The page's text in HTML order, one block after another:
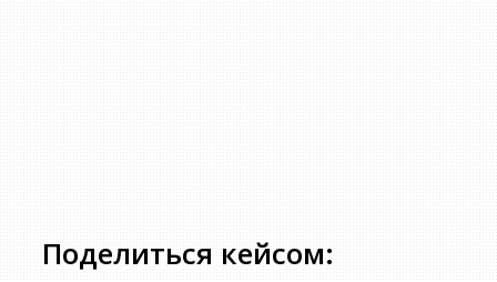
Поделиться кейсом: